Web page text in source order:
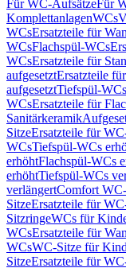
Für WC-AufsätzeFür
KomplettanlagenWCs
WCsErsatzteile für
WCsFlachspül-WCs
WCsErsatzteile für
aufgesetztErsatzteile
aufgesetztTiefspül-WCs
WCsErsatzteile für
Sanitärkeramik
SitzeErsatzteile für
WCsTiefspül-WCs
erhöhtFlachspül-WCs
erhöhtTiefspül-WCs
verlängertComfort
SitzeErsatzteile für
SitzringeWCs für
WCsErsatzteile für
WCsWC-Sitze für
SitzeErsatzteile für